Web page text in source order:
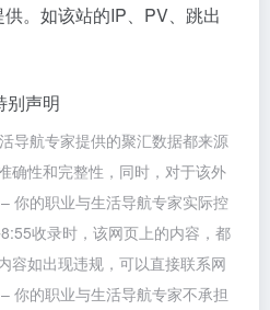
。如该站的IP、PV、跳出
别声明
导航专家提供的聚汇数据都来源
确性和完整性，同时，对于该外
你的职业与生活导航专家实际控
收录时，该网页上的内容，都
容如出现违规，可以直接联系网
你的职业与生活导航专家不承担